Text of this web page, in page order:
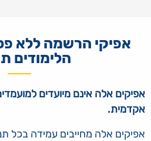
אפיקי הרשמה ללא
הלימודים
אפיקים אלה אינם מיועדים
אקדמית.
אפיקים אלה מחייבים עמידה בכל